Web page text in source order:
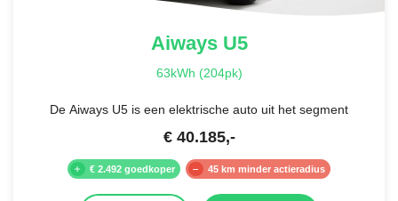
AiwaysU5
63kWh (204pk)
De Aiways U5 is een elektrische auto uit het segment
€ 40.185,-
€ 2.492 goedkoper 45 km minder actieradius